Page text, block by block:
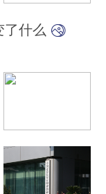
了什么